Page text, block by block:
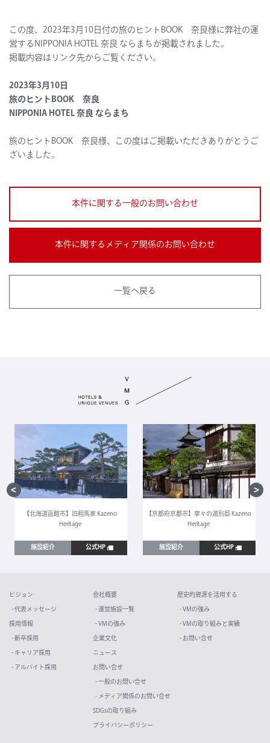
この度、2023年3月10日付の旅のヒントBOOK 奈良様に弊社の運
営するNIPPONIA HOTEL 奈良 ならまちが掲載されました。
掲載内容はリンク先からご覧ください。
2023年3月10日
旅のヒントBOOK 奈良
NIPPONIA HOTEL 奈良 ならまち
旅のヒントBOOK 奈良様、この度はご掲載いただきありがとうご
ざいました。
本件に関する一般のお問い合わせ
本件に関するメディア関係のお問い合わせ
一覧へ戻る
【北海道函館市】旧相馬家 Kazeno
Heritage
施設紹介 公式HP
【京都府京都市】寧々の道別邸 Kazeno
Heritage
施設紹介 公式HP
ビジョン
- 代表メッセージ
採用情報
- 新卒採用
- キャリア採用
- アルバイト採用
会社概要
- 運営施設一覧
- VMの強み
企業文化
ニュース
お問い合せ
- 一般のお問い合せ
- メディア関係のお問い合せ
SDGsの取り組み
プライバシーポリシー
歴史的資源を活用する
- VMの強み
- VMの取り組みと実績
- お問い合せ